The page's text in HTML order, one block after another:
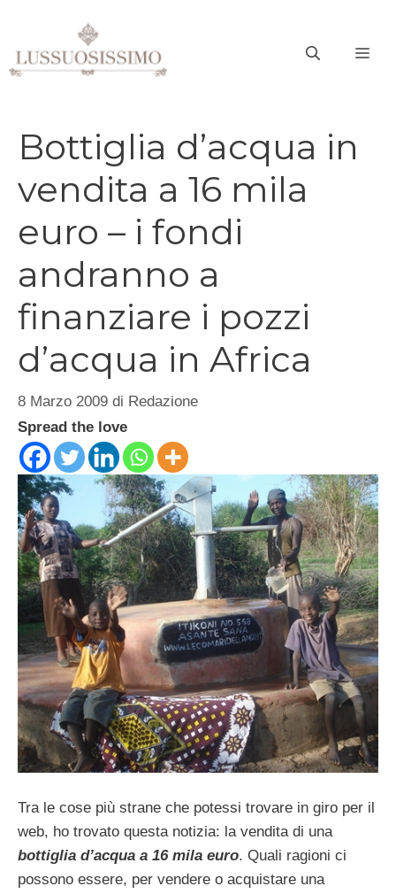
contenuto
Bottiglia d’acqua in
vendita a 16 mila
euro – i fondi
andranno a
finanziare i pozzi
d’acqua in Africa
8 Marzo 2009 di Redazione
Spread the love
Tra le cose più strane che potessi trovare in giro per il
web, ho trovato questa notizia: la vendita di una
bottiglia d’acqua a 16 mila euro. Quali ragioni ci
possono essere, per vendere o acquistare una